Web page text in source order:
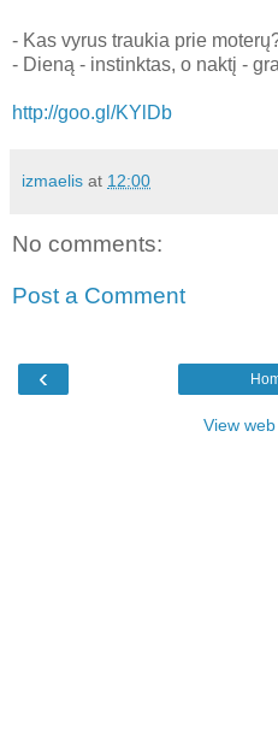
- Kas vyrus traukia prie
- Dieną - instinktas, o naktį -
http://goo.gl/KYlDb
izmaelis at 12:00
No comments:
Post a Comment
‹
View